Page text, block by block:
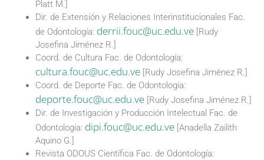
Platt M.]
Dir. de Extensión y Relaciones Interinstitucionales Fac.
de Odontología: derrii.fouc@uc.edu.ve [Rudy
Josefina Jiménez R.]
Coord. de Cultura Fac. de Odontología:
cultura.fouc@uc.edu.ve [Rudy Josefina Jiménez R.]
Coord. de Deporte Fac. de Odontología:
deporte.fouc@uc.edu.ve [Rudy Josefina Jiménez R.]
Dir. de Investigación y Producción Intelectual Fac. de
Odontología: dipi.fouc@uc.edu.ve [Anadella Zailith
Aquino G.]
Revista ODOUS Científica Fac. de Odontología: